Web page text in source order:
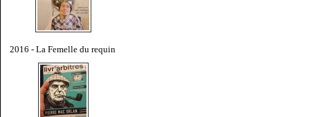
2016 - La Femelle du requin